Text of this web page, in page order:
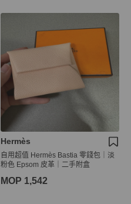
Hermès
自用超值 Hermès Bastia 零錢包｜淡
粉色 Epsom 皮革｜二手附盒
MOP 1,542